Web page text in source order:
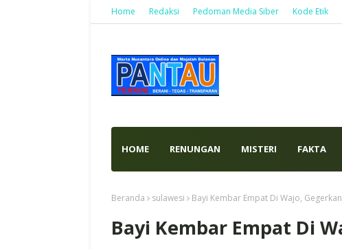
Home Redaksi Pedoman Media Siber Kode Etik
HOME RENUNGAN MISTERI FAKTA
Beranda sulawesi Bayi Kembar Empat Di Wajo,
Bayi Kembar Empat Di